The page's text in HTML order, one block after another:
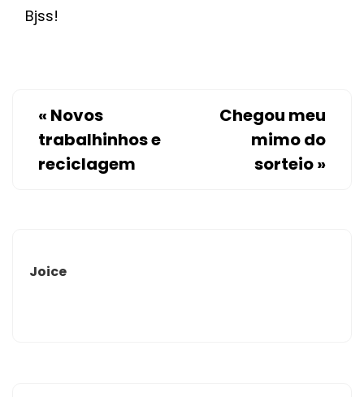
Bjss!
« Novos
trabalhinhos e
reciclagem
Chegou meu
mimo do
sorteio»
Joice